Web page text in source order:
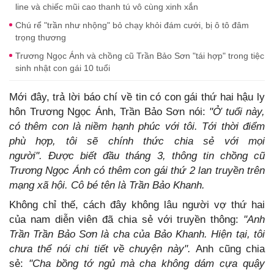
line và chiếc mũi cao thanh tú vô cùng xinh xắn
Chú rể "trần như nhộng" bỏ chạy khỏi đám cưới, bị ô tô đâm
trọng thương
Trương Ngọc Ánh và chồng cũ Trần Bảo Sơn "tái hợp" trong tiệc
sinh nhật con gái 10 tuổi
Mới đây, trả lời báo chí về tin có con gái thứ hai hậu ly
hôn Trương Ngọc Ánh, Trần Bảo Sơn nói: "Ở tuổi này,
có thêm con là niềm hạnh phúc với tôi. Tới thời điểm
phù hợp, tôi sẽ chính thức chia sẻ với mọi
người".Được biết đầu tháng 3, thông tin chồng cũ
Trương Ngọc Ánh có thêm con gái thứ 2 lan truyền trên
mạng xã hội. Cô bé tên là Trần Bảo Khanh.
Không chỉ thế, cách đây không lâu người vợ thứ hai
của nam diễn viên đã chia sẻ với truyền thông: "Anh
Trần Trần Bảo Sơn là cha của Bảo Khanh. Hiện tại, tôi
chưa thể nói chi tiết về chuyện này".Anh cũng chia
sẻ: "Cha bồng tớ ngủ mà cha không dám cựa quậy